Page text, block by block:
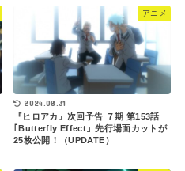
アニメ
2024.08.31
『ヒロアカ』次回予告 ７期 第153話
｢Butterfly Effect」先行場面カットが
25枚公開！（UPDATE）